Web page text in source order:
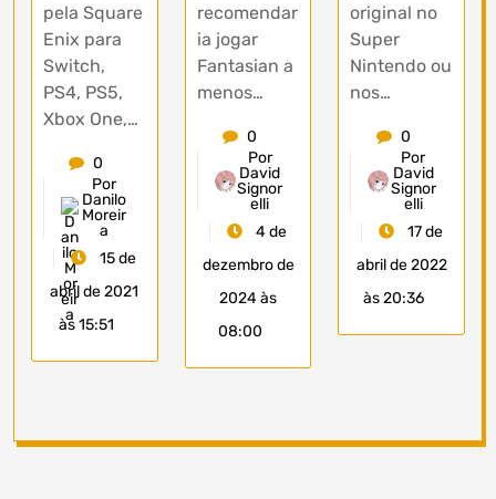
pela Square
Enix para
Switch,
PS4, PS5,
Xbox One,…
0
Por
Danilo
Moreir
a
15 de
abril de 2021
às 15:51
recomendar
ia jogar
Fantasian a
menos…
0
Por
David
Signor
elli
4 de
dezembro de
2024 às
08:00
original no
Super
Nintendo ou
nos…
0
Por
David
Signor
elli
17 de
abril de 2022
às 20:36